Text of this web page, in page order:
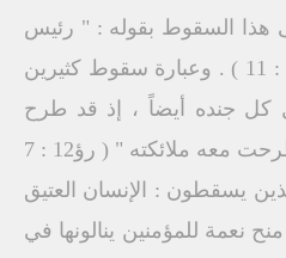
هذا السقوط بقوله : " رئيس
هذا العالم قد دين " ( يو16 : 11 ) . وعبارة سقوط كثيرين
كل جنده أيضاً ، إذ قد طرح
الذي كان يضل العالم " وطرحت معه ملائكته " ( رؤ12 : 7
الذين يسقطون : الإنسان العتيق
نعمة للمؤمنين ينالونها في